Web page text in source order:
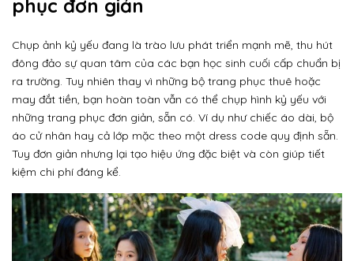
phục đơn giản
Chụp ảnh kỷ yếu đang là trào lưu phát triển mạnh mẽ, thu hút
đông đảo sự quan tâm của các bạn học sinh cuối cấp chuẩn bị
ra trường. Tuy nhiên thay vì những bộ trang phục thuê hoặc
may đắt tiền, bạn hoàn toàn vẫn có thể chụp hình kỷ yếu với
những trang phục đơn giản, sẵn có. Ví dụ như chiếc áo dài, bộ
áo cử nhân hay cả lớp mặc theo một dress code quy định sẵn.
Tuy đơn giản nhưng lại tạo hiệu ứng đặc biệt và còn giúp tiết
kiệm chi phí đáng kể.